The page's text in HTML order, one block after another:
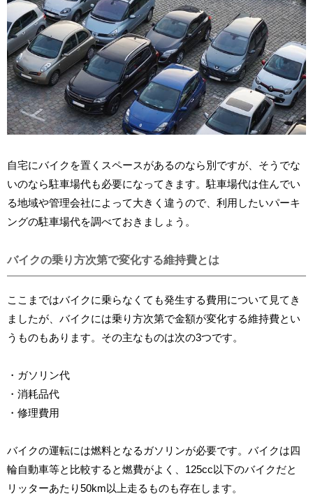
自宅にバイクを置くスペースがあるのなら別ですが、そうでな
いのなら駐車場代も必要になってきます。駐車場代は住んでい
る地域や管理会社によって大きく違うので、利用したいパーキ
ングの駐車場代を調べておきましょう。
バイクの乗り方次第で変化する維持費とは
ここまではバイクに乗らなくても発生する費用について見てき
ましたが、バイクには乗り方次第で金額が変化する維持費とい
うものもあります。その主なものは次の3つです。
・ガソリン代
・消耗品代
・修理費用
バイクの運転には燃料となるガソリンが必要です。バイクは四
輪自動車等と比較すると燃費がよく、125cc以下のバイクだと
リッターあたり50km以上走るものも存在します。